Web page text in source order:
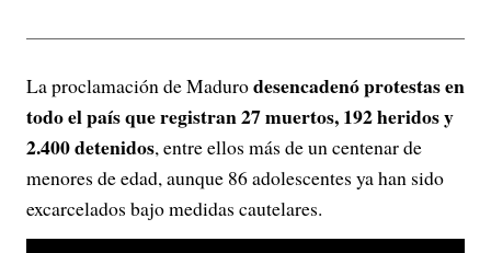
La proclamación de Madurodesencadenó protestas en
todo el país que registran 27 muertos, 192 heridos y
2.400 detenidos, entre ellos más de un centenar de
menores de edad, aunque 86 adolescentes ya han sido
excarcelados bajo medidas cautelares.